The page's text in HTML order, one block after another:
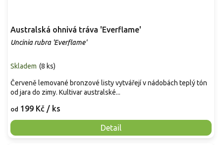
Australská ohnivá tráva 'Everflame'
Uncinia rubra 'Everflame'
Skladem (8 ks)
od 199 Kč / ks
Detail
Červeně lemované bronzové listy vytvářejí v nádobách teplý tón
od jara do zimy. Kultivar australské...